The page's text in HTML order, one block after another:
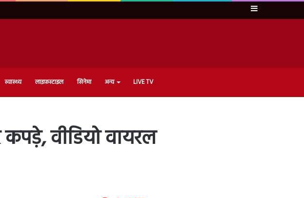
Sidebar
स्वास्थ्य लाइफ़स्टाइल सिनेमा अन्य LIVE TV
कपड़े, वीडियो वायरल